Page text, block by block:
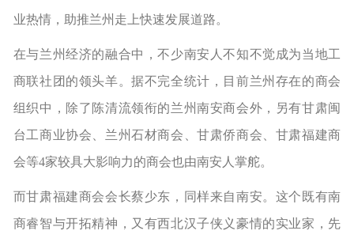
业热情，助推兰州走上快速发展道路。
在与兰州经济的融合中，不少南安人不知不觉成为当地工
商联社团的领头羊。据不完全统计，目前兰州存在的商会
组织中，除了陈清流领衔的兰州南安商会外，另有甘肃闽
台工商业协会、兰州石材商会、甘肃侨商会、甘肃福建商
会等4家较具大影响力的商会也由南安人掌舵。
而甘肃福建商会会长蔡少东，同样来自南安。这个既有南
商睿智与开拓精神，又有西北汉子侠义豪情的实业家，先